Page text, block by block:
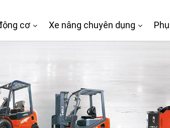
cơ Xe nâng chuyên dụng